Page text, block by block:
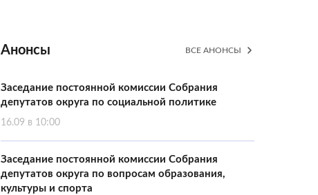
Анонсы ВСЕ АНОНСЫ
Заседание постоянной комиссии Собрания
депутатов округа по социальной политике
16.09 в 10:00
Заседание постоянной комиссии Собрания
депутатов округа по вопросам образования,
культуры и спорта